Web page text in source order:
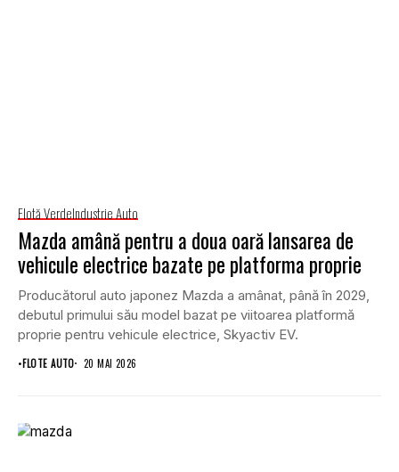
Flotă VerdeIndustrie Auto
Mazda amână pentru a doua oară lansarea de
vehicule electrice bazate pe platforma proprie
Producătorul auto japonez Mazda a amânat, până în 2029,
debutul primului său model bazat pe viitoarea platformă
proprie pentru vehicule electrice, Skyactiv EV.
•FLOTE AUTO 20 MAI 2026